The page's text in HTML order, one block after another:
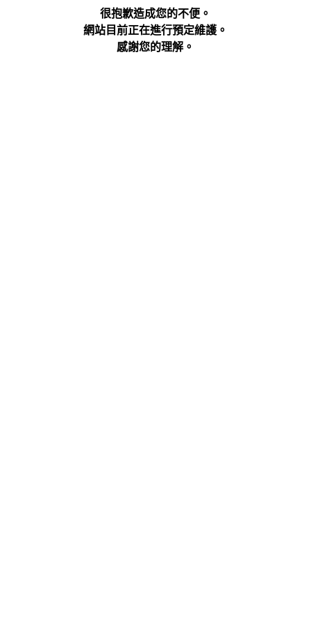
很抱歉造成您的不便。
網站目前正在進行預定維護。
感謝您的理解。